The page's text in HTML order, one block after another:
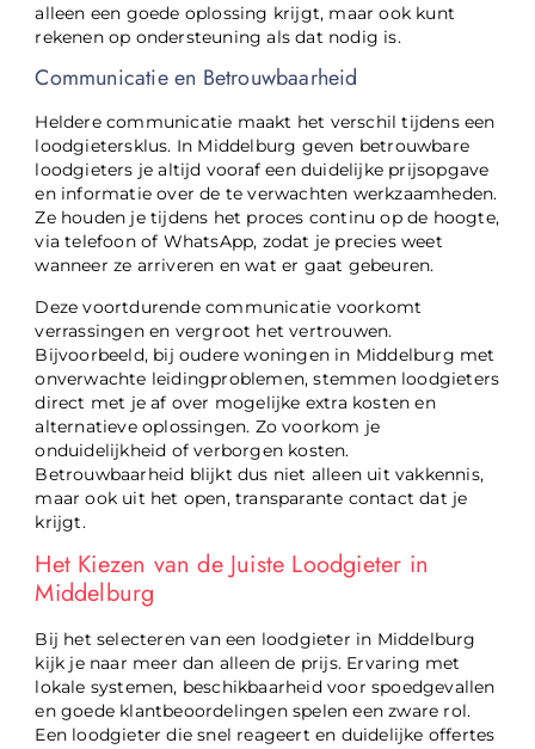
alleen een goede oplossing krijgt, maar ook kunt
rekenen op ondersteuning als dat nodig is.
Communicatie en Betrouwbaarheid
Heldere communicatie maakt het verschil tijdens een
loodgietersklus. In Middelburg geven betrouwbare
loodgieters je altijd vooraf een duidelijke prijsopgave
en informatie over de te verwachten werkzaamheden.
Ze houden je tijdens het proces continu op de hoogte,
via telefoon of WhatsApp, zodat je precies weet
wanneer ze arriveren en wat er gaat gebeuren.
Deze voortdurende communicatie voorkomt
verrassingen en vergroot het vertrouwen.
Bijvoorbeeld, bij oudere woningen in Middelburg met
onverwachte leidingproblemen, stemmen loodgieters
direct met je af over mogelijke extra kosten en
alternatieve oplossingen. Zo voorkom je
onduidelijkheid of verborgen kosten.
Betrouwbaarheid blijkt dus niet alleen uit vakkennis,
maar ook uit het open, transparante contact dat je
krijgt.
Het Kiezen van de Juiste Loodgieter in
Middelburg
Bij het selecteren van een loodgieter in Middelburg
kijk je naar meer dan alleen de prijs. Ervaring met
lokale systemen, beschikbaarheid voor spoedgevallen
en goede klantbeoordelingen spelen een zware rol.
Een loodgieter die snel reageert en duidelijke offertes